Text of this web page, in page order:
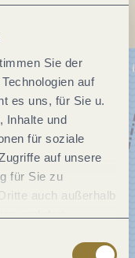
Sie der
auf
es uns, für Sie u.
Inhalte und
für soziale
auf unsere
für Sie zu
auch außerhalb
"Alle